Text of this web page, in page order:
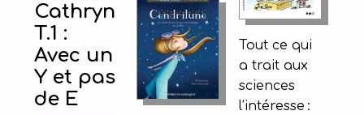
Cathryn
T.1 :
Avec un
Y et pas
de E
Tout ce qui
a trait aux
sciences
l’intéresse :